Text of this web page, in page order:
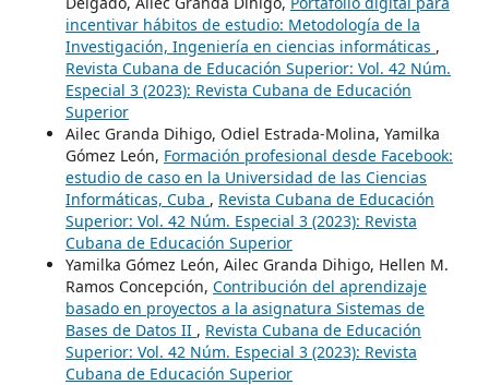
incentivar hábitos de estudio: Metodología de la
Investigación, Ingeniería en ciencias informáticas ,
Revista Cubana de Educación Superior: Vol. 42 Núm.
Especial 3 (2023): Revista Cubana de Educación
Superior
Ailec Granda Dihigo, Odiel Estrada-Molina, Yamilka
Gómez León, Formación profesional desde Facebook:
estudio de caso en la Universidad de las Ciencias
Informáticas, Cuba , Revista Cubana de Educación
Superior: Vol. 42 Núm. Especial 3 (2023): Revista
Cubana de Educación Superior
Yamilka Gómez León, Ailec Granda Dihigo, Hellen M.
Ramos Concepción, Contribución del aprendizaje
basado en proyectos a la asignatura Sistemas de
Bases de Datos II , Revista Cubana de Educación
Superior: Vol. 42 Núm. Especial 3 (2023): Revista
Cubana de Educación Superior